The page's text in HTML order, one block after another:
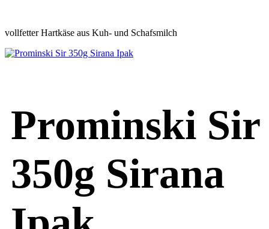
vollfetter Hartkäse aus Kuh- und Schafsmilch
Prominski Sir
350g Sirana